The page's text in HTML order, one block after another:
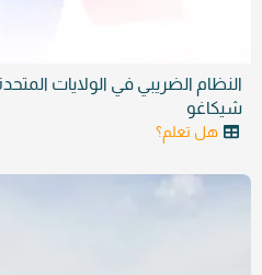
النظام الضريبي في الولايات
شيكاغو
هل تعلم؟